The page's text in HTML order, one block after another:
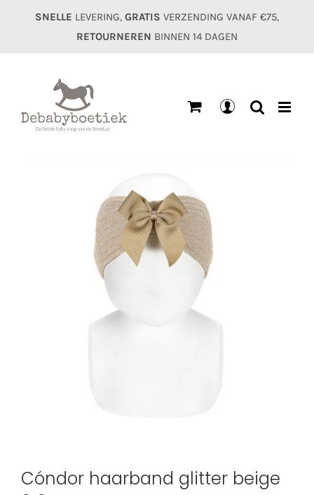
SNELLE LEVERING, GRATIS VERZENDING VANAF €75,
RETOURNEREN BINNEN 14 DAGEN
Cóndor haarband glitter beige